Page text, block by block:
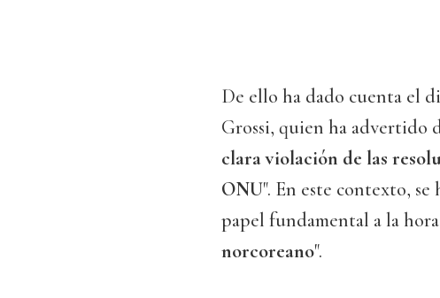
De ello ha dado cuenta el
Grossi, quien ha advertido
clara violación de las
ONU". En este contexto,
papel fundamental a la
norcoreano".